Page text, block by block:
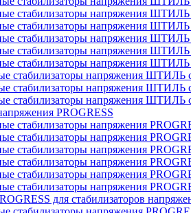
стабилизаторы напряжения ШТИЛЬ
стабилизаторы напряжения ШТИЛЬ
стабилизаторы напряжения ШТИЛЬ
стабилизаторы напряжения ШТИЛЬ
стабилизаторы напряжения ШТИЛЬ
стабилизаторы напряжения ШТИЛЬ
стабилизаторы напряжения ШТИЛЬ
стабилизаторы напряжения ШТИЛЬ
PROGRESS
стабилизаторы напряжения
стабилизаторы напряжения
стабилизаторы напряжения
стабилизаторы напряжения
стабилизаторы напряжения
стабилизаторы напряжения
для стабилизаторов